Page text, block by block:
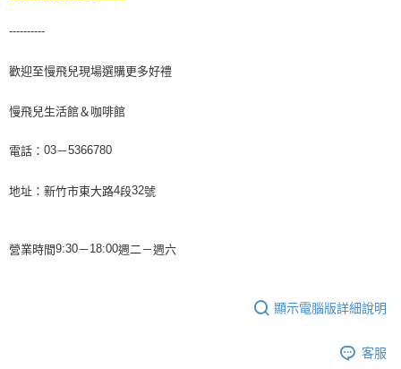
----------
歡迎至慢飛兒現場選購更多好禮
慢飛兒生活館＆咖啡館
電話： 03－5366780
地址：新竹市東大路4段32號
營業時間9:30－18:00週二－週六
顯示電腦版詳細說明
客服